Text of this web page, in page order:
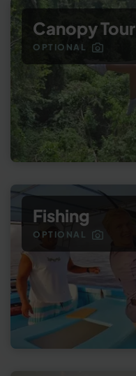
Canopy Tour
OPTIONAL
Fishing
OPTIONAL